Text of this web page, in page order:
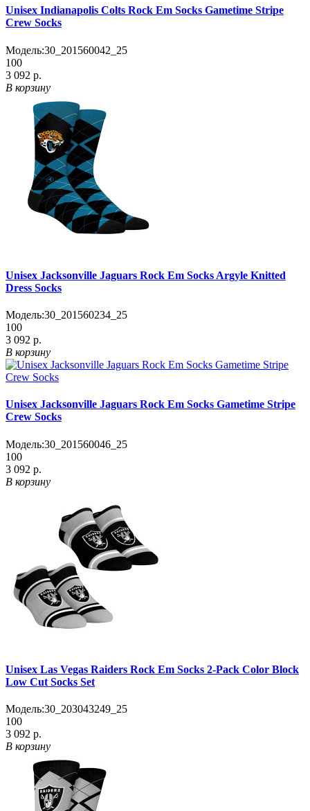
Unisex Indianapolis Colts Rock Em Socks Gametime Stripe
Crew Socks
Модель:30_201560042_25
100
3 092 р.
В корзину
Unisex Jacksonville Jaguars Rock Em Socks Argyle Knitted
Dress Socks
Модель:30_201560234_25
100
3 092 р.
В корзину
Unisex Jacksonville Jaguars Rock Em Socks Gametime Stripe
Crew Socks
Модель:30_201560046_25
100
3 092 р.
В корзину
Unisex Las Vegas Raiders Rock Em Socks 2-Pack Color Block
Low Cut Socks Set
Модель:30_203043249_25
100
3 092 р.
В корзину